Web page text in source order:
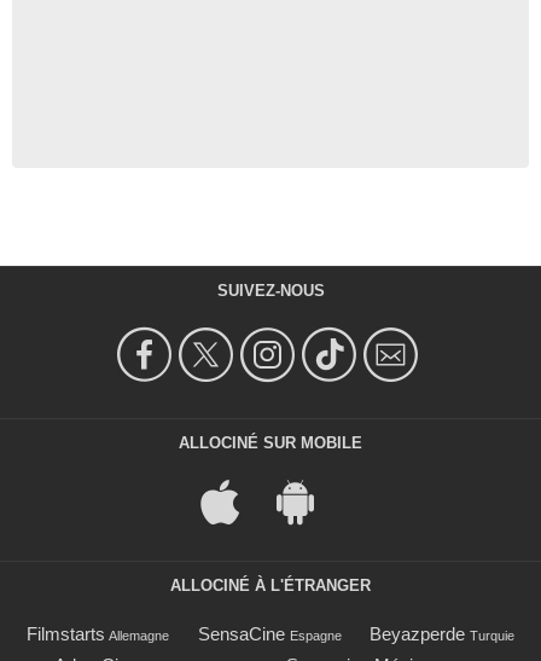
SUIVEZ-NOUS
ALLOCINÉ SUR MOBILE
ALLOCINÉ À L'ÉTRANGER
Filmstarts Allemagne SensaCine Espagne Beyazperde Turquie